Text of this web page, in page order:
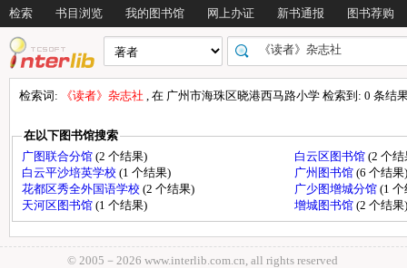
检索 书目浏览 我的图书馆 网上办证 新书通报 图书荐购
检索词: 《读者》杂志社 , 在 广州市海珠区晓港西马路小学 检索到: 0 条结
在以下图书馆搜索
广图联合分馆 (2 个结果) 白云区图书馆 (2 个结
白云平沙培英学校 (1 个结果) 广州图书馆 (6 个结果)
花都区秀全外国语学校 (2 个结果) 广少图增城分馆 (1
天河区图书馆 (1 个结果) 增城图书馆 (2 个结果)
© 2005－ 2026 www.interlib.com.cn, all rights reserved